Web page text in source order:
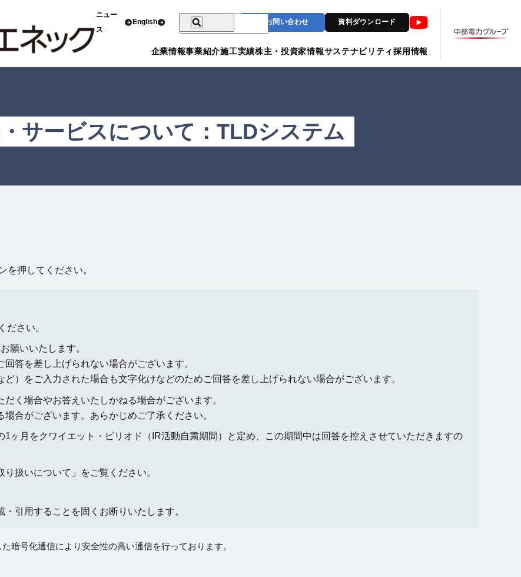
ニュー
ス
English お問い合わせ 資料ダウンロード
企業情報事業紹介施工実績株主・投資家情報サステナビリティ採用情報
サービスについて：TLDシステム
を押してください。
ださい。
願いいたします。
答を差し上げられない場合がございます。
）をご入力された場合も文字化けなどのためご回答を差し上げられない場合がございます。
く場合やお答えいたしかねる場合がございます。
合がございます。あらかじめご了承ください。
1ヶ月をクワイエット・ピリオド（IR活動自粛期間）と定め、この期間中は回答を控えさせていただきますの
扱いについて」をご覧ください。
引用することを固くお断りいたします。
暗号化通信により安全性の高い通信を行っております。